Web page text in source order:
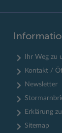
Ihr Weg zu
Kontakt /
Newsletter
Erklärung
Sitemap